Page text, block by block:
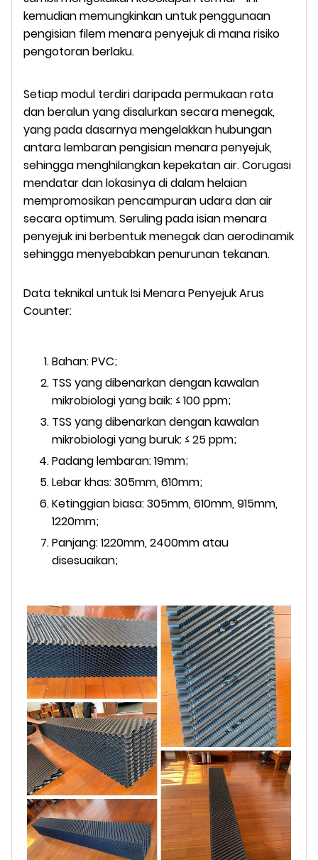
kemudian memungkinkan untuk penggunaan
pengisian filem menara penyejuk di mana risiko
pengotoran berlaku.
Setiap modul terdiri daripada permukaan rata
dan beralun yang disalurkan secara menegak,
yang pada dasarnya mengelakkan hubungan
antara lembaran pengisian menara penyejuk,
sehingga menghilangkan kepekatan air. Corugasi
mendatar dan lokasinya di dalam helaian
mempromosikan pencampuran udara dan air
secara optimum. Seruling pada isian menara
penyejuk ini berbentuk menegak dan aerodinamik
sehingga menyebabkan penurunan tekanan.
Data teknikal untuk Isi Menara Penyejuk Arus
Counter:
Bahan: PVC;
TSS yang dibenarkan dengan kawalan
mikrobiologi yang baik: ≤ 100 ppm;
TSS yang dibenarkan dengan kawalan
mikrobiologi yang buruk: ≤ 25 ppm;
Padang lembaran: 19mm;
Lebar khas: 305mm, 610mm;
Ketinggian biasa: 305mm, 610mm, 915mm,
1220mm;
Panjang: 1220mm, 2400mm atau
disesuaikan;